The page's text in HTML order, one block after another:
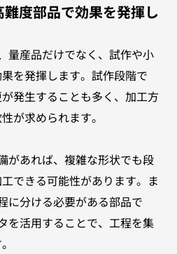
度部品で効果を発揮し
量産品だけでなく、試作や小
を発揮します。試作段階で
発生することも多く、加工方
が求められます。
があれば、複雑な形状でも段
できる可能性があります。ま
に分ける必要がある部品で
を活用することで、工程を集